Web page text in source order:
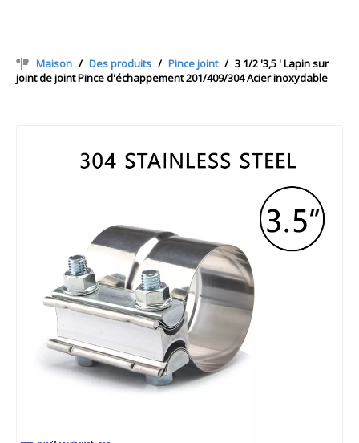
Maison / Des produits / Pince joint / 3 1/2 '3,5 ' Lapin sur
joint de joint Pince d'échappement 201/409/304 Acier inoxydable